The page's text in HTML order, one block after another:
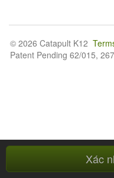
Xác
© 2026 Catapult K12
Patent Pending 62/015, 267